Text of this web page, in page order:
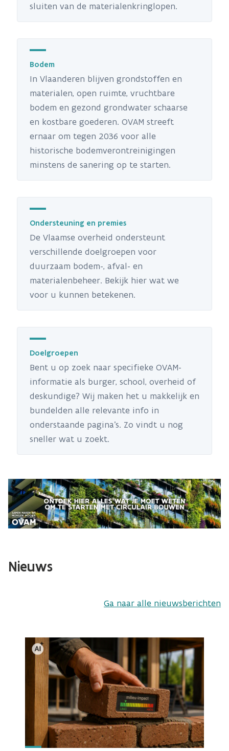
sluiten van de materialenkringlopen.
Bodem
In Vlaanderen blijven grondstoffen en
materialen, open ruimte, vruchtbare
bodem en gezond grondwater schaarse
en kostbare goederen. OVAM streeft
ernaar om tegen 2036 voor alle
historische bodemverontreinigingen
minstens de sanering op te starten.
Ondersteuning en premies
De Vlaamse overheid ondersteunt
verschillende doelgroepen voor
duurzaam bodem-, afval- en
materialenbeheer. Bekijk hier wat we
voor u kunnen betekenen.
Doelgroepen
Bent u op zoek naar specifieke OVAM-
informatie als burger, school, overheid of
deskundige? Wij maken het u makkelijk en
bundelden alle relevante info in
onderstaande pagina's. Zo vindt u nog
sneller wat u zoekt.
Nieuws
Ga naar alle nieuwsberichten